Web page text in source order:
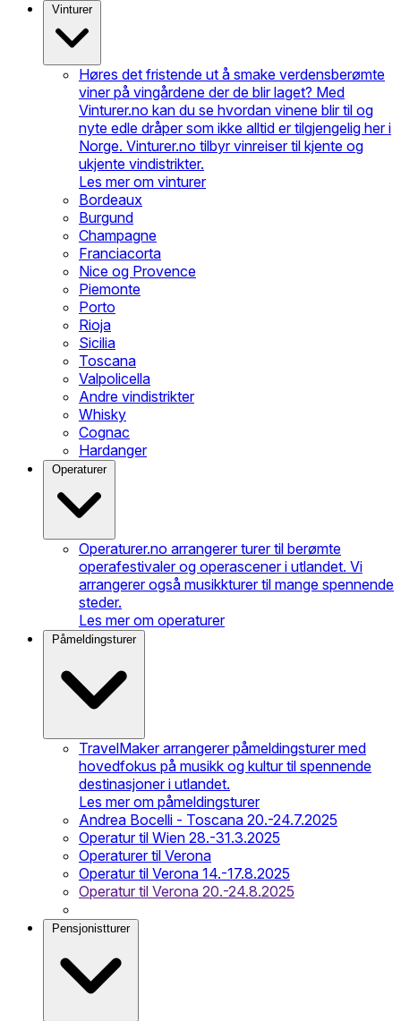
Vinturer
Høres det fristende ut å smake verdensberømte
viner på vingårdene der de blir laget? Med
Vinturer.no kan du se hvordan vinene blir til og
nyte edle dråper som ikke alltid er tilgjengelig her i
Norge. Vinturer.no tilbyr vinreiser til kjente og
ukjente vindistrikter.
Les mer om vinturer
Bordeaux
Burgund
Champagne
Franciacorta
Nice og Provence
Piemonte
Porto
Rioja
Sicilia
Toscana
Valpolicella
Andre vindistrikter
Whisky
Cognac
Hardanger
Operaturer
Operaturer.no arrangerer turer til berømte
operafestivaler og operascener i utlandet. Vi
arrangerer også musikkturer til mange spennende
steder.
Les mer om operaturer
Påmeldingsturer
TravelMaker arrangerer påmeldingsturer med
hovedfokus på musikk og kultur til spennende
destinasjoner i utlandet.
Les mer om påmeldingsturer
Andrea Bocelli - Toscana 20.-24.7.2025
Operatur til Wien 28.-31.3.2025
Operaturer til Verona
Operatur til Verona 14.-17.8.2025
Operatur til Verona 20.-24.8.2025
Pensjonistturer